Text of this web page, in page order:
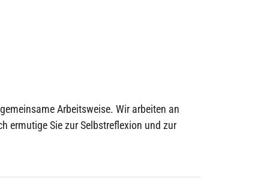
Arbeitsweise. Wir arbeiten an
ermutige Sie zur Selbstreflexion und zur